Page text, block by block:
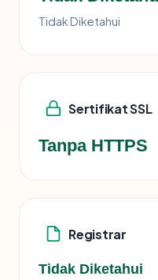
Tidak Diketahui
Sertifikat SSL
Tanpa HTTPS
Registrar
Tidak Diketahui